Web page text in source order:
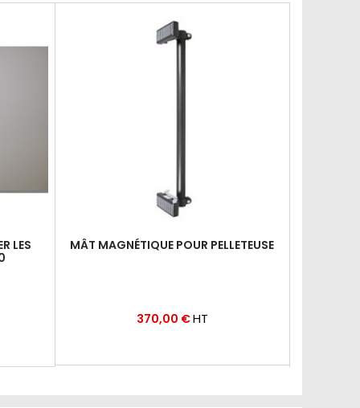
LES
MÂT MAGNÉTIQUE POUR PELLETEUSE
Prix
370,00 €HT